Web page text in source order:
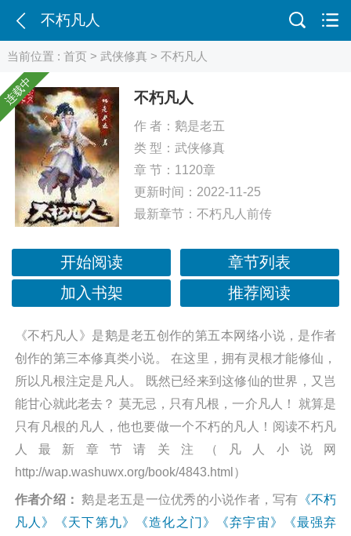
不朽凡人
当前位置 :首页 >武侠修真 > 不朽凡人
连载中 不朽凡人
作 者： 鹅是老五
类 型： 武侠修真
章 节：1120章
更新时间：2022-11-25
最新章节： 不朽凡人前传
开始阅读
章节列表
加入书架
推荐阅读
《不朽凡人》是鹅是老五创作的第五本网络小说，是作者
创作的第三本修真类小说。 在这里，拥有灵根才能修仙，
所以凡根注定是凡人。 既然已经来到这修仙的世界，又岂
能甘心就此老去？ 莫无忌，只有凡根，一介凡人！ 就算是
只有凡根的凡人，他也要做一个不朽的凡人！阅读不朽凡
人最新章节请关注（凡人小说网
http://wap.washuwx.org/book/4843.html）
作者介绍： 鹅是老五是一位优秀的小说作者，写有 《不朽
凡人》
《天下第九》 《造化之门》 《弃宇宙》
《最强弃